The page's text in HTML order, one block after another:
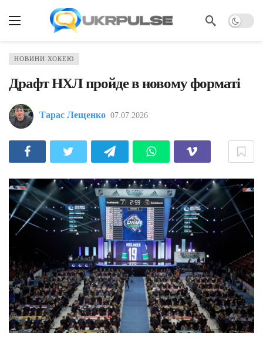
НОВИНИ ХОКЕЮ
Драфт НХЛ пройде в новому форматі
Тарас Лещенко 07.07.2026